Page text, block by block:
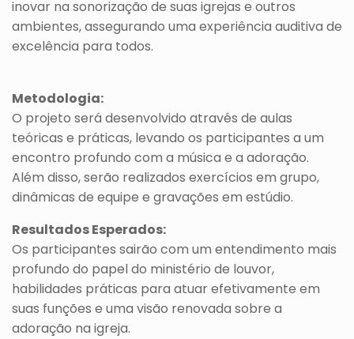
inovar na sonorização de suas igrejas e outros
ambientes, assegurando uma experiência auditiva de
excelência para todos.
Metodologia:
O projeto será desenvolvido através de aulas
teóricas e práticas, levando os participantes a um
encontro profundo com a música e a adoração.
Além disso, serão realizados exercícios em grupo,
dinâmicas de equipe e gravações em estúdio.
Resultados Esperados:
Os participantes sairão com um entendimento mais
profundo do papel do ministério de louvor,
habilidades práticas para atuar efetivamente em
suas funções e uma visão renovada sobre a
adoração na igreja.